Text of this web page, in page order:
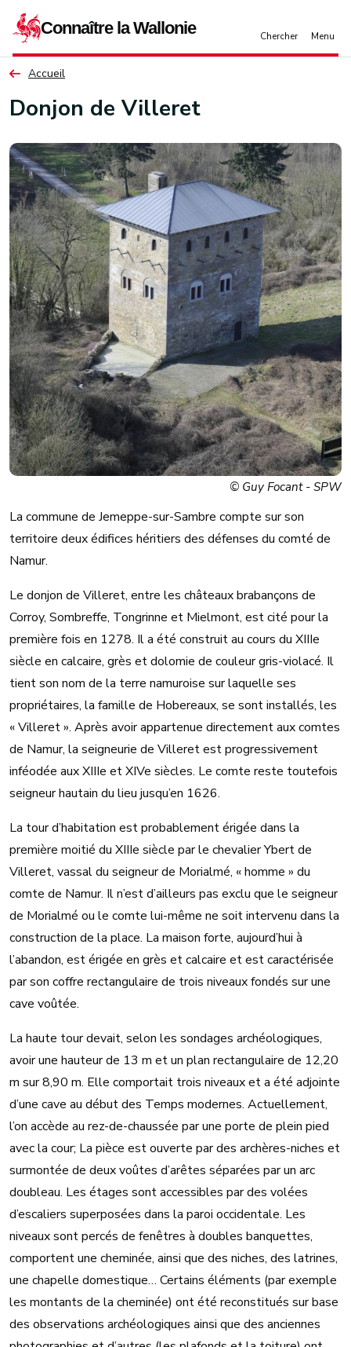
Accueil
Donjon de Villeret
© Guy Focant - SPW
La commune de Jemeppe-sur-Sambre compte sur son
territoire deux édifices héritiers des défenses du comté de
Namur.
Le donjon de Villeret, entre les châteaux brabançons de
Corroy, Sombreffe, Tongrinne et Mielmont, est cité pour la
première fois en 1278. Il a été construit au cours du XIIIe
siècle en calcaire, grès et dolomie de couleur gris-violacé. Il
tient son nom de la terre namuroise sur laquelle ses
propriétaires, la famille de Hobereaux, se sont installés, les
« Villeret ». Après avoir appartenue directement aux comtes
de Namur, la seigneurie de Villeret est progressivement
inféodée aux XIIIe et XIVe siècles. Le comte reste toutefois
seigneur hautain du lieu jusqu’en 1626.
La tour d’habitation est probablement érigée dans la
première moitié du XIIIe siècle par le chevalier Ybert de
Villeret, vassal du seigneur de Morialmé, « homme » du
comte de Namur. Il n’est d’ailleurs pas exclu que le seigneur
de Morialmé ou le comte lui-même ne soit intervenu dans la
construction de la place. La maison forte, aujourd’hui à
l’abandon, est érigée en grès et calcaire et est caractérisée
par son coffre rectangulaire de trois niveaux fondés sur une
cave voûtée.
La haute tour devait, selon les sondages archéologiques,
avoir une hauteur de 13 m et un plan rectangulaire de 12,20
m sur 8,90 m. Elle comportait trois niveaux et a été adjointe
d’une cave au début des Temps modernes. Actuellement,
l’on accède au rez-de-chaussée par une porte de plein pied
avec la cour; La pièce est ouverte par des archères-niches et
surmontée de deux voûtes d’arêtes séparées par un arc
doubleau. Les étages sont accessibles par des volées
d’escaliers superposées dans la paroi occidentale. Les
niveaux sont percés de fenêtres à doubles banquettes,
comportent une cheminée, ainsi que des niches, des latrines,
une chapelle domestique… Certains éléments (par exemple
les montants de la cheminée) ont été reconstitués sur base
des observations archéologiques ainsi que des anciennes